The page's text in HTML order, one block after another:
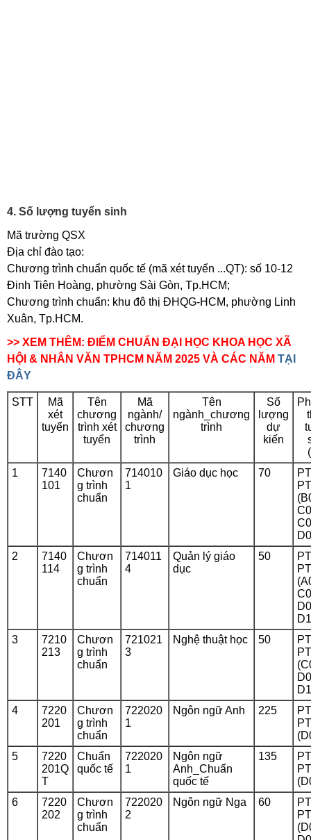
4. Số lượng tuyển sinh
Mã trường QSX
Địa chỉ đào tạo:
Chương trình chuẩn quốc tế (mã xét tuyển ...QT): số 10-12
Đinh Tiên Hoàng, phường Sài Gòn, Tp.HCM;
Chương trình chuẩn: khu đô thị ĐHQG-HCM, phường Linh
Xuân, Tp.HCM.
>> XEM THÊM: ĐIỂM CHUẨN ĐẠI HỌC KHOA HỌC XÃ
HỘI & NHÂN VĂN TPHCM NĂM 2025 VÀ CÁC NĂM TẠI
ĐÂY
STT
Mã
xét
tuyển
Tên
chương
trình xét
tuyển
Mã
ngành/
chương
trình
Tên
ngành_chương
trình
Số
lượng
dự
kiến
1
7140
101
Chươn
g trình
chuẩn
714010
1
Giáo dục học 70
2
7140
114
Chươn
g trình
chuẩn
714011
4
Quản lý giáo
dục
50
3
7210
213
Chươn
g trình
chuẩn
721021
3
Nghệ thuật học 50
4
7220
201
Chươn
g trình
chuẩn
722020
1
Ngôn ngữ Anh 225
5
7220
201Q
T
Chuẩn
quốc tế
722020
1
Ngôn ngữ
Anh_Chuẩn
quốc tế
135
6
7220
202
Chươn
g trình
chuẩn
722020
2
Ngôn ngữ Nga 60